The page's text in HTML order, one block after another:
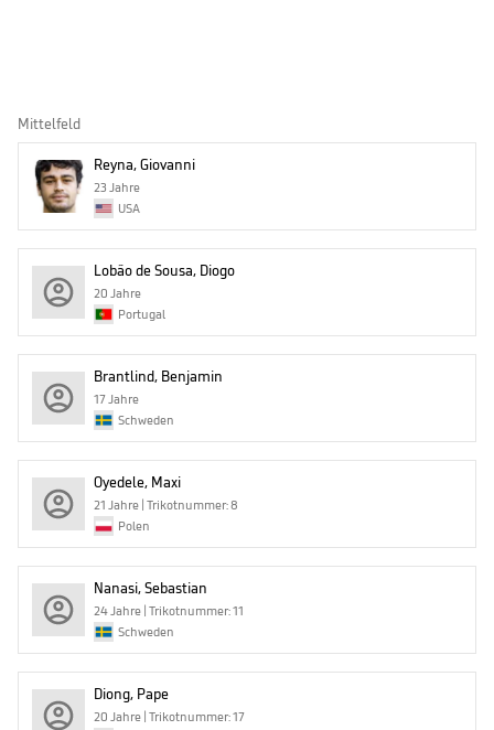
Mittelfeld
Reyna, Giovanni
23 Jahre
USA
Lobão de Sousa, Diogo
20 Jahre
Portugal
Brantlind, Benjamin
17 Jahre
Schweden
Oyedele, Maxi
21 Jahre | Trikotnummer: 8
Polen
Nanasi, Sebastian
24 Jahre | Trikotnummer: 11
Schweden
Diong, Pape
20 Jahre | Trikotnummer: 17